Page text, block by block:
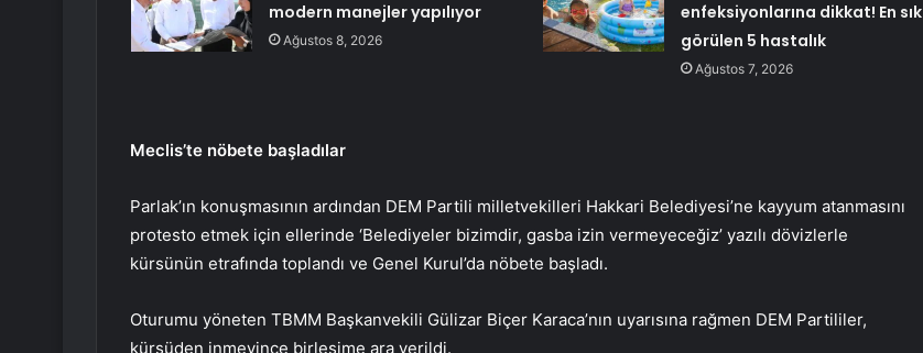
modern manejler yapılıyor
Ağustos 8, 2026
enfeksiyonlarına dikkat! En sık
görülen 5 hastalık
Ağustos 7, 2026
Meclis’te nöbete başladılar
Parlak’ın konuşmasının ardından DEM Partili milletvekilleri Hakkari Belediyesi’ne kayyum atanmasını
protesto etmek için ellerinde ‘Belediyeler bizimdir, gasba izin vermeyeceğiz’ yazılı dövizlerle
kürsünün etrafında toplandı ve Genel Kurul’da nöbete başladı.
Oturumu yöneten TBMM Başkanvekili Gülizar Biçer Karaca’nın uyarısına rağmen DEM Partililer,
kürsüden inmeyince birleşime ara verildi.